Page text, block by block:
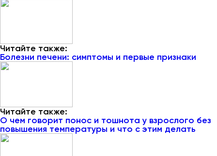
Читайте также:
Болезни печени: симптомы и первые признаки
Читайте также:
О чем говорит понос и тошнота у взрослого без
повышения температуры и что с этим делать